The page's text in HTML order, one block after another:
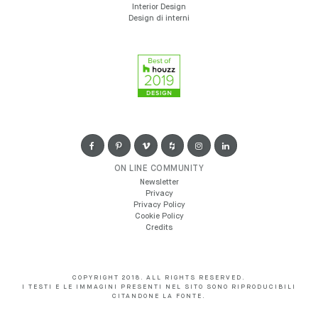
Interior Design
Design di interni
ON LINE COMMUNITY
Newsletter
Privacy
Privacy Policy
Cookie Policy
Credits
COPYRIGHT 2018. ALL RIGHTS RESERVED.
I TESTI E LE IMMAGINI PRESENTI NEL SITO SONO RIPRODUCIBILI
CITANDONE LA FONTE.